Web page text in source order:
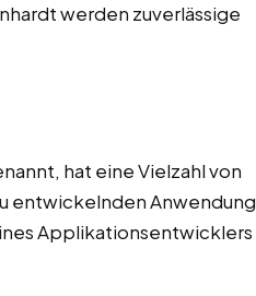
werden zuverlässige
hat eine Vielzahl von
entwickelnden Anwendung
Applikationsentwicklers